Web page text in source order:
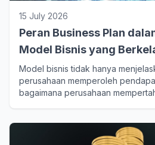
15 July 2026
Peran Business Plan
Model Bisnis yang
Model bisnis tidak hanya
perusahaan memperoleh
bagaimana perusahaan